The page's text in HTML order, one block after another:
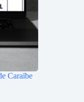
Caraïbe